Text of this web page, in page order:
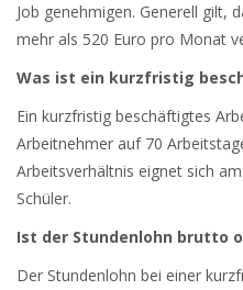
Job genehmigen. Generell gilt,
mehr als 520 Euro pro Monat
Was ist ein kurzfristig
Ein kurzfristig beschäftigtes
Arbeitnehmer auf 70
Arbeitsverhältnis eignet sich
Schüler.
Ist der Stundenlohn brutto
Der Stundenlohn bei einer